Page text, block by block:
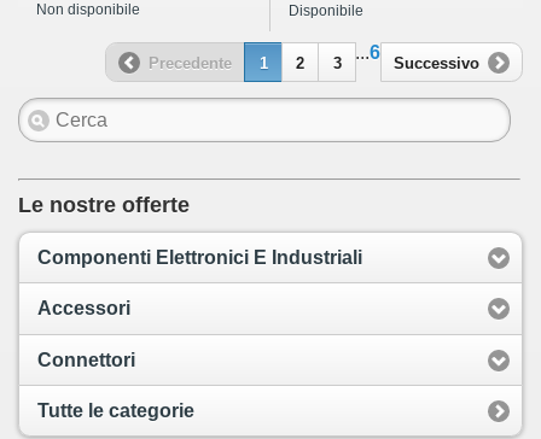
Non disponibile Disponibile
Precedente 1 2 3
...6
Successivo
Le nostre offerte
Componenti Elettronici E Industriali
Accessori
Connettori
Tutte le categorie